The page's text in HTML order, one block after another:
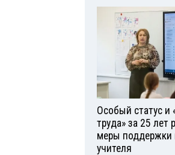
Особый статус и
труда» за 25 лет
меры поддержки
учителя